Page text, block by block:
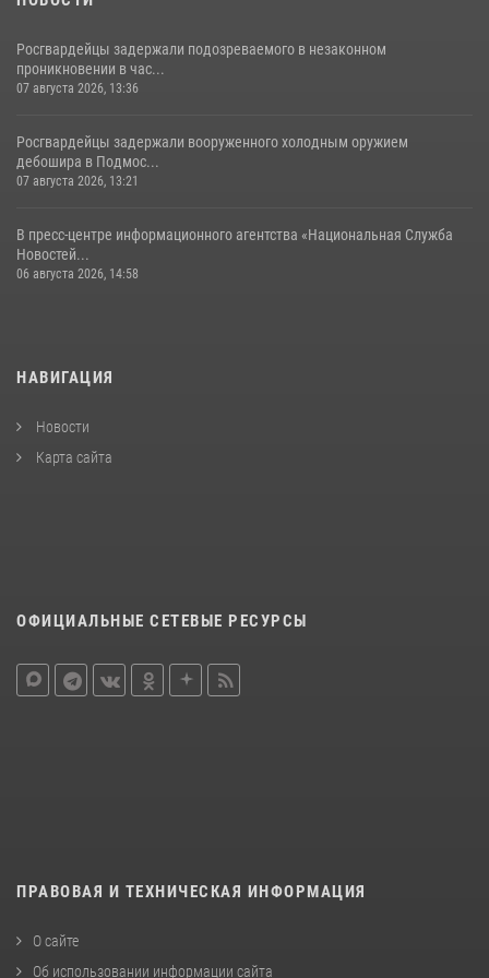
Росгвардейцы задержали подозреваемого в незаконном
проникновении в час...
07 августа 2026, 13:36
Росгвардейцы задержали вооруженного холодным оружием
дебошира в Подмос...
07 августа 2026, 13:21
В пресс-центре информационного агентства «Национальная Служба
Новостей...
06 августа 2026, 14:58
НАВИГАЦИЯ
Новости
Карта сайта
ОФИЦИАЛЬНЫЕ СЕТЕВЫЕ РЕСУРСЫ
ПРАВОВАЯ И ТЕХНИЧЕСКАЯ ИНФОРМАЦИЯ
О сайте
Об использовании информации сайта